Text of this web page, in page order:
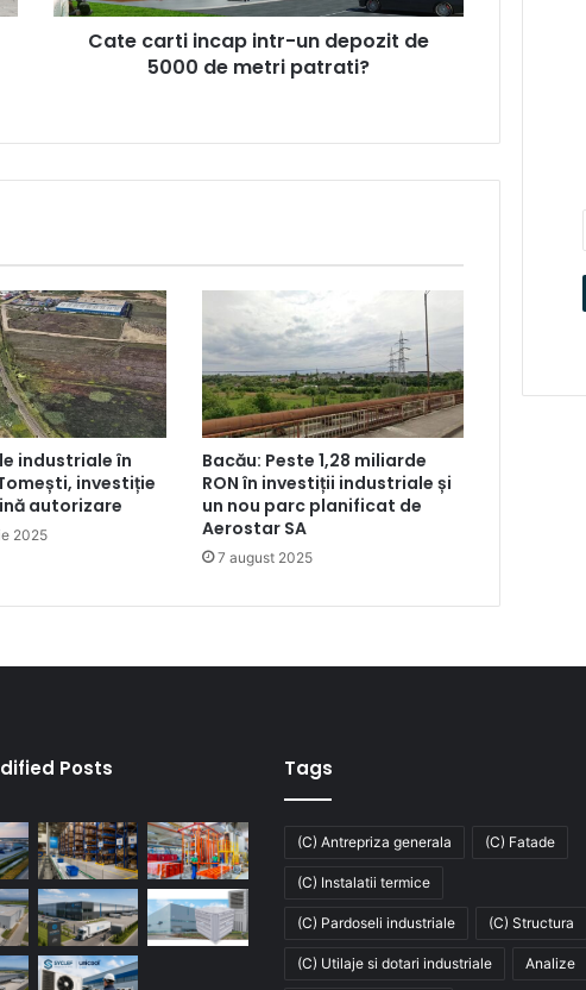
de
metriCate carti incap intr-un depozit de
5000 de metri patrati?
industriale în
investiție
autorizare
2025
Bacău: Peste 1,28 miliarde
RON în investiții industriale și
un nou parc planificat de
Aerostar SA
7 august 2025
Posts Tags
(C) Antrepriza generala (C) Fatade
(C) Instalatii termice
(C) Pardoseli industriale (C) Structura
(C) Utilaje si dotari industriale Analize